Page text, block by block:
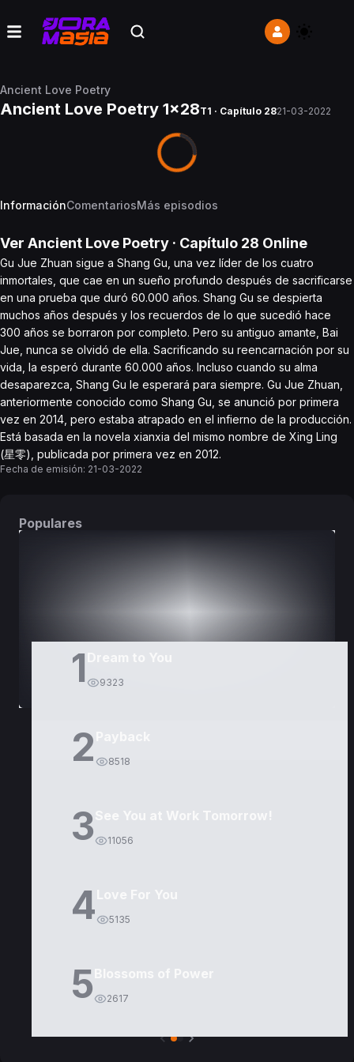
Ancient Love Poetry
Ancient Love Poetry 1x28T1 · Capítulo 2821-03-2022
InformaciónComentariosMás episodios
Ver Ancient Love Poetry · Capítulo 28 Online
Gu Jue Zhuan sigue a Shang Gu, una vez líder de los cuatro
inmortales, que cae en un sueño profundo después de sacrificarse
en una prueba que duró 60.000 años. Shang Gu se despierta
muchos años después y los recuerdos de lo que sucedió hace
300 años se borraron por completo. Pero su antiguo amante, Bai
Jue, nunca se olvidó de ella. Sacrificando su reencarnación por su
vida, la esperó durante 60.000 años. Incluso cuando su alma
desaparezca, Shang Gu le esperará para siempre. Gu Jue Zhuan,
anteriormente conocido como Shang Gu, se anunció por primera
vez en 2014, pero estaba atrapado en el infierno de la producción.
Está basada en la novela xianxia del mismo nombre de Xing Ling
(星零), publicada por primera vez en 2012.
Fecha de emisión: 21-03-2022
Populares
1 9323
2 8518
3 11056
4 5135
5 2617